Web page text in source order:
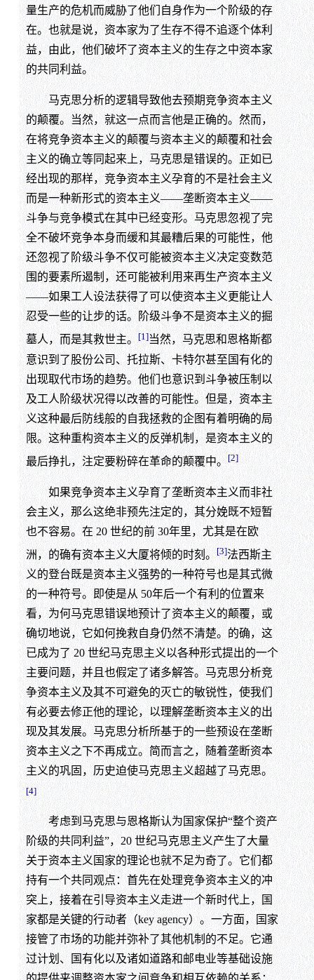
量生产的危机而威胁了他们自身作为一个阶级的存
在。也就是说，资本家为了生存不得不追逐个体利
益，由此，他们破坏了资本主义的生存之中资本家
的共同利益。
马克思分析的逻辑导致他去预期竞争资本主义
的颠覆。当然，就这一点而言他是正确的。然而，
在将竞争资本主义的颠覆与资本主义的颠覆和社会
主义的确立等同起来上，马克思是错误的。正如已
经出现的那样，竞争资本主义孕育的不是社会主义
而是一种新形式的资本主义——垄断资本主义——
斗争与竞争模式在其中已经变形。马克思忽视了完
全不破坏竞争本身而缓和其最糟后果的可能性，他
还忽视了阶级斗争不仅可能被资本主义决定变数范
围的要素所遏制，还可能被利用来再生产资本主义
——如果工人设法获得了可以使资本主义更能让人
忍受一些的让步的话。阶级斗争不是资本主义的掘
墓人，而是其救世主。 [1]当然，马克思和恩格斯都
意识到了股份公司、托拉斯、卡特尔甚至国有化的
出现取代市场的趋势。他们也意识到斗争被压制以
及工人阶级状况得以改善的可能性。但是，资本主
义这种最后防线般的自我拯救的企图有着明确的局
限。这种重构资本主义的反弹机制，是资本主义的
最后挣扎，注定要粉碎在革命的颠覆中。 [2]
如果竞争资本主义孕育了垄断资本主义而非社
会主义，那么这绝非预先注定的，其分娩既不短暂
也不容易。在 20 世纪的前 30年里，尤其是在欧
洲，的确有资本主义大厦将倾的时刻。[3]法西斯主
义的登台既是资本主义强势的一种符号也是其式微
的一种符号。即使是从 50年后一个有利的位置来
看，为何马克思错误地预计了资本主义的颠覆，或
确切地说，它如何挽救自身仍然不清楚。的确，这
已成为了 20 世纪马克思主义以各种形式提出的一个
主要问题，并且也假定了诸多解答。马克思分析竞
争资本主义及其不可避免的灭亡的敏锐性，使我们
有必要去修正他的理论，以理解垄断资本主义的出
现及其发展。马克思分析所基于的一些预设在垄断
资本主义之下不再成立。简而言之，随着垄断资本
主义的巩固，历史迫使马克思主义超越了马克思。
[4]
考虑到马克思与恩格斯认为国家保护“整个资产
阶级的共同利益”，20 世纪马克思主义产生了大量
关于资本主义国家的理论也就不足为奇了。它们都
持有一个共同观点：首先在处理竞争资本主义的冲
突上，接着在引导资本主义走进一个新时代上，国
家都是关键的行动者（key agency）。一方面，国家
接管了市场的功能并弥补了其他机制的不足。它通
过计划、国有化以及诸如道路和邮电业等基础设施